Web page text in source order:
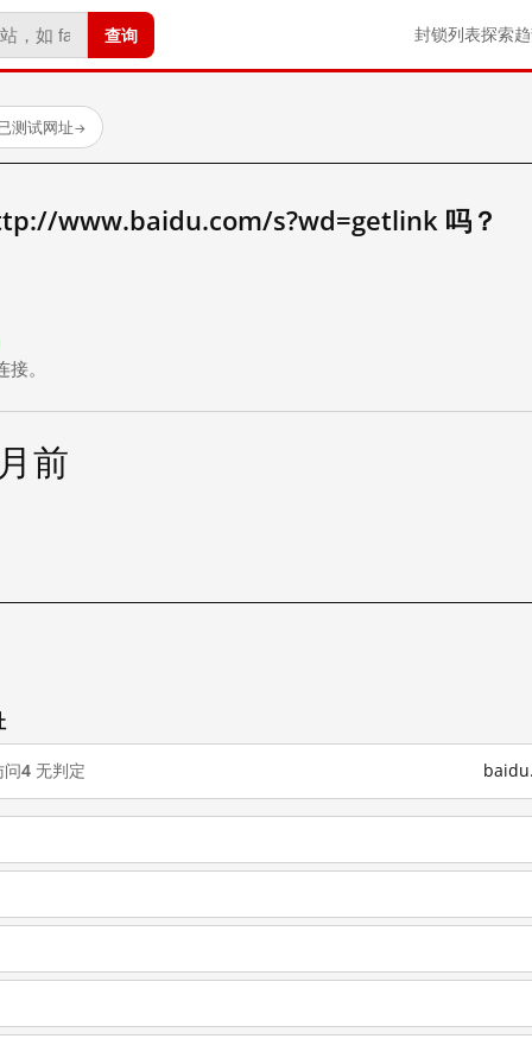
查询 封锁列表探索
测试网址→
www.baidu.com/s?wd=getlink 吗？
。
前
问4 无判定